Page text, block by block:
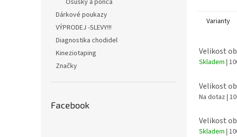
Osušky a ponča
Dárkové poukazy
VÝPRODEJ -SLEVY!!!
Diagnostika chodidel
Kineziotaping
Značky
Facebook
Varianty
Velikost
Skladem |
Velikost
Na dotaz |
Velikost
Skladem |